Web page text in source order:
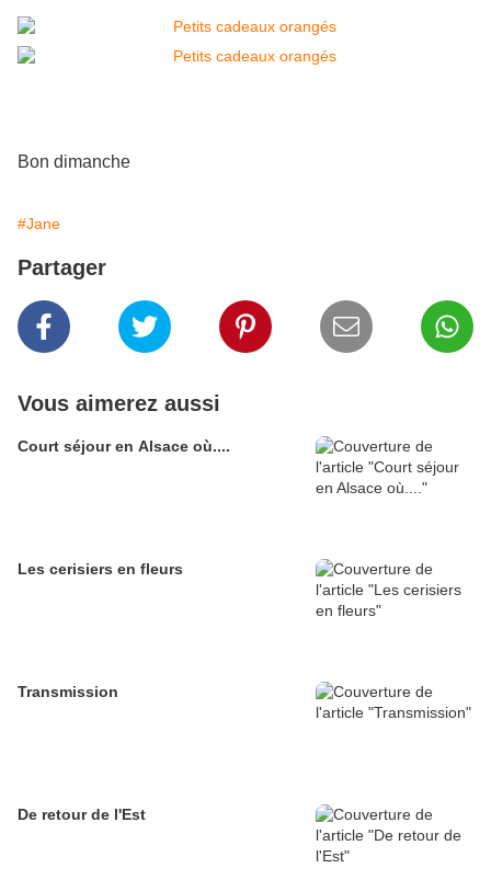
Bon dimanche
#Jane
Partager
Vous aimerez aussi
Court séjour en Alsace où....
Les cerisiers en fleurs
Transmission
De retour de l'Est